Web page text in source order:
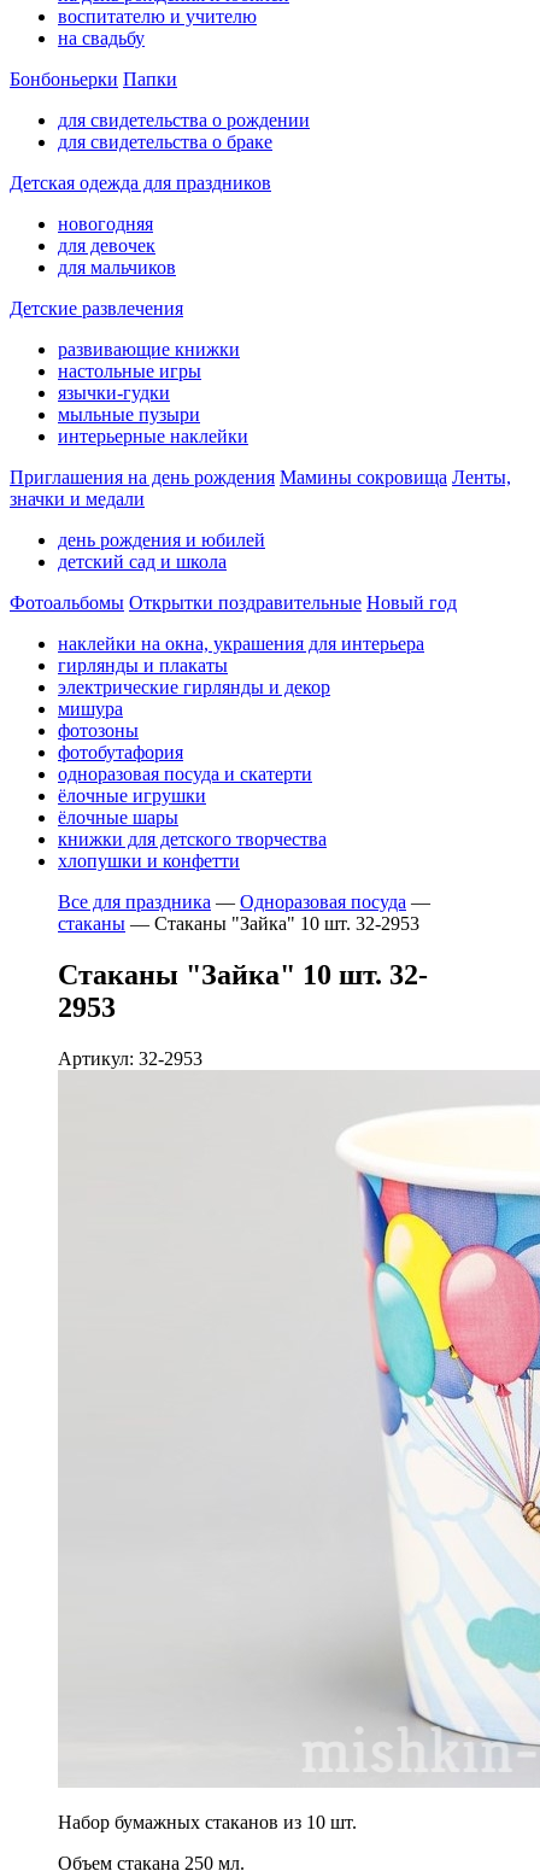
воспитателю и учителю
на свадьбу
Бонбоньерки Папки
для свидетельства о рождении
для свидетельства о браке
Детская одежда для праздников
новогодняя
для девочек
для мальчиков
Детские развлечения
развивающие книжки
настольные игры
язычки-гудки
мыльные пузыри
интерьерные наклейки
Приглашения на день рождения Мамины сокровища Ленты,
значки и медали
день рождения и юбилей
детский сад и школа
Фотоальбомы Открытки поздравительные Новый год
наклейки на окна, украшения для интерьера
гирлянды и плакаты
электрические гирлянды и декор
мишура
фотозоны
фотобутафория
одноразовая посуда и скатерти
ёлочные игрушки
ёлочные шары
книжки для детского творчества
хлопушки и конфетти
Все для праздника — Одноразовая посуда —
стаканы — Стаканы "Зайка" 10 шт. 32-2953
Стаканы "Зайка" 10 шт. 32-
2953
Артикул: 32-2953
Набор бумажных стаканов из 10 шт.
Объем стакана 250 мл.